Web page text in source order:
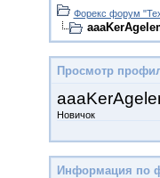
Форекс форум
Просмотр
Новичок
Информация по